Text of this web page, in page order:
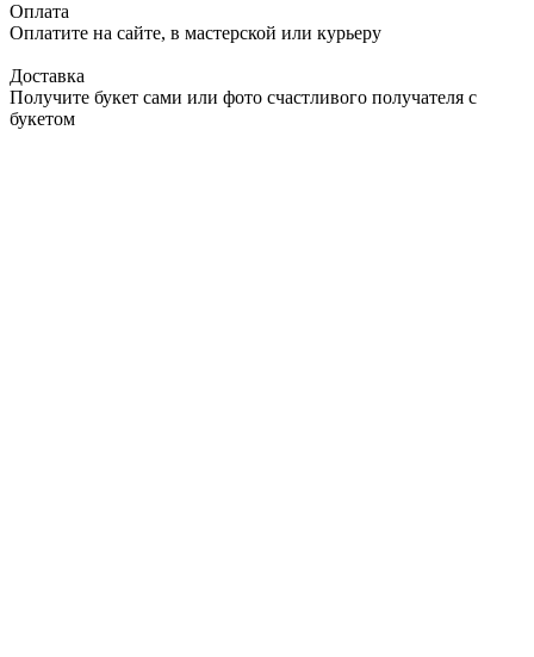
Оплата
Оплатите на сайте, в мастерской или курьеру
Доставка
Получите букет сами или фото счастливого получателя с
букетом